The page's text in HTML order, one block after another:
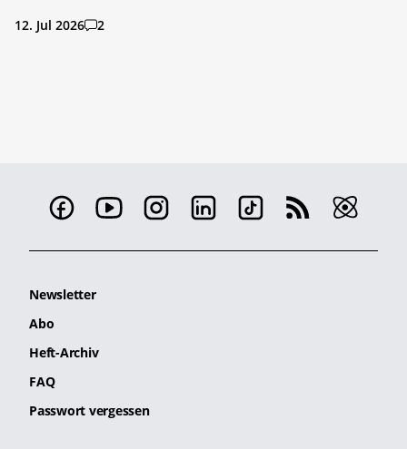
12. Jul 2026 2
Newsletter
Abo
Heft-Archiv
FAQ
Passwort vergessen